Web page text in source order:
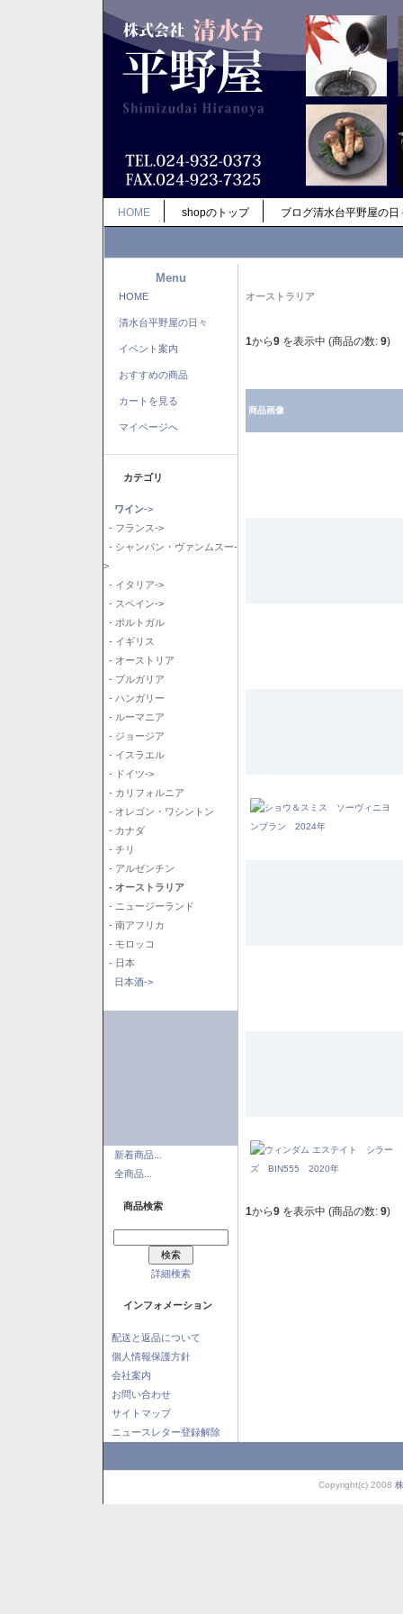
HOME shopのトップ ブログ清水台平野屋の日
Menu
HOME
清水台平野屋の日々
イベント案内
おすすめの商品
カートを見る
マイページへ
カテゴリ
ワイン->
- フランス->
- シャンパン・ヴァンムスー-
>
- イタリア->
- スペイン->
- ポルトガル
- イギリス
- オーストリア
- ブルガリア
- ハンガリー
- ルーマニア
- ジョージア
- イスラエル
- ドイツ->
- カリフォルニア
- オレゴン・ワシントン
- カナダ
- チリ
- アルゼンチン
- オーストラリア
- ニュージーランド
- 南アフリカ
- モロッコ
- 日本
日本酒->
新着商品...
全商品...
商品検索
詳細検索
インフォメーション
配送と返品について
個人情報保護方針
会社案内
お問い合わせ
サイトマップ
ニュースレター登録解除
オーストラリア
1から9 を表示中 (商品の数: 9)
商品画像
1から9 を表示中 (商品の数: 9)
Copyright(c) 2008